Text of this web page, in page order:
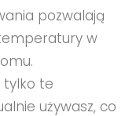
pozwalają
w
tylko te
używasz, co